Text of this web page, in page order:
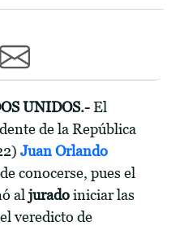
UNIDOS.-El
de la República
Juan Orlando
conocerse, pues el
aljuradoiniciar las
veredicto de